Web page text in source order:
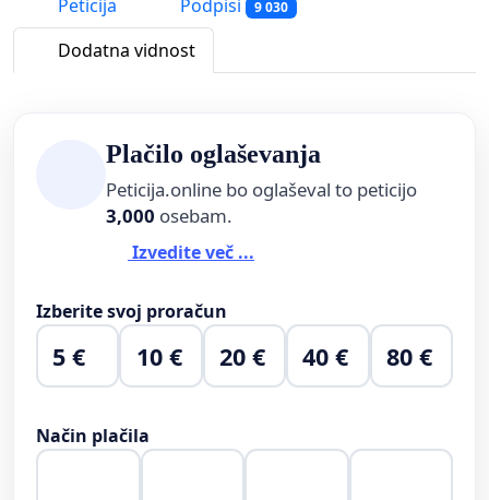
Peticija
Podpisi 9 030
Dodatna vidnost
Plačilo oglaševanja
Peticija.online bo oglaševal to peticijo
3,000 osebam.
Izvedite več ...
Izberite svoj proračun
5 € 10 € 20 € 40 € 80 €
Način plačila